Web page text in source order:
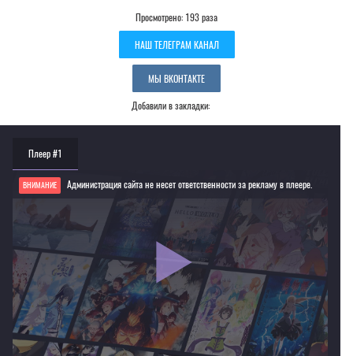
Просмотрено: 193 раза
НАШ ТЕЛЕГРАМ КАНАЛ
МЫ ВКОНТАКТЕ
Добавили в закладки:
Плеер #1
ВНИМАНИЕ Администрация сайта не несет ответственности за рекламу в плеере.
Если видео не работает, обновите страницу или выберите другой плеер!
Для просмотра некоторых аниме необходимо установить VPN
Текущее воспроизведение：Моя история!